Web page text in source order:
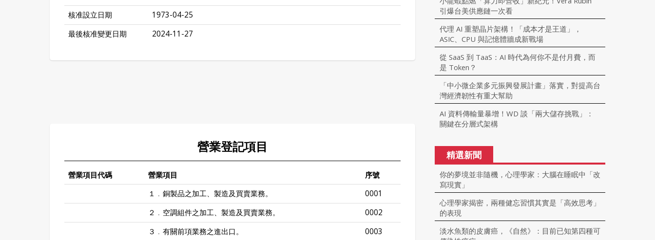
核准設立日期
1973-04-25
最後核准變更日期
2024-11-27
營業登記項目
營業項目代碼 營業項目 序號
１﹒銅製品之加工、製造及買賣業務。
0001
２﹒空調組件之加工、製造及買賣業務。
0002
３﹒有關前項業務之進出口。
0003
引爆台美供應鏈一次看
代理 AI 重塑晶片架構！「成本才是王道」，
ASIC、CPU 與記憶體牆成新戰場
從 SaaS 到 TaaS：AI 時代為何你不是付月費，而
是 Token？
「中小微企業多元振興發展計畫」落實，對提高台
灣經濟韌性有重大幫助
AI 資料傳輸量暴增！WD 談「兩大儲存挑戰」：
關鍵在分層式架構
精選新聞
你的夢境並非隨機，心理學家：大腦在睡眠中「改
寫現實」
心理學家揭密，兩種健忘習慣其實是「高效思考」
的表現
淡水魚類的皮膚癌，《自然》：目前已知第四種可